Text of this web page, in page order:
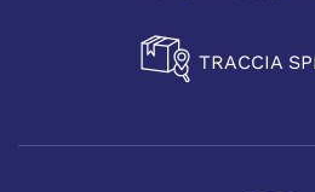
TRACCIA